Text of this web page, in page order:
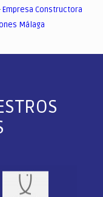
Empresa Constructora
Málaga